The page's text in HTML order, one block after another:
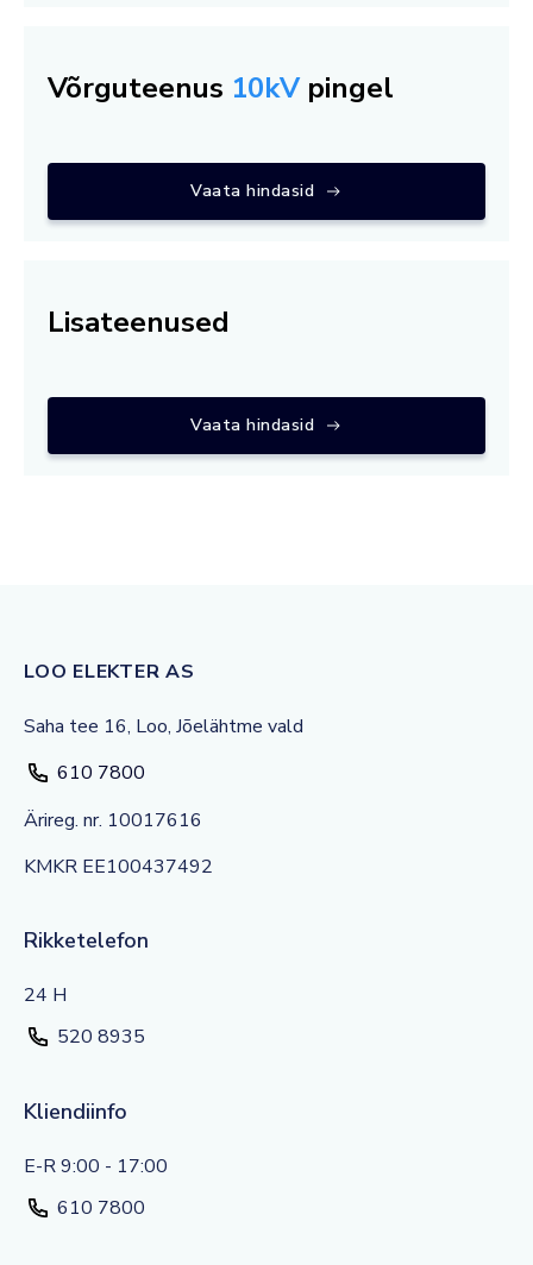
Võrguteenus 10kVpingel
Vaata hindasid
Lisateenused
Vaata hindasid
LOO ELEKTER AS
Saha tee 16, Loo, Jõelähtme vald
610 7800
Ärireg. nr. 10017616
KMKR EE100437492
Rikketelefon
24 H
520 8935
Kliendiinfo
E-R 9:00 - 17:00
610 7800